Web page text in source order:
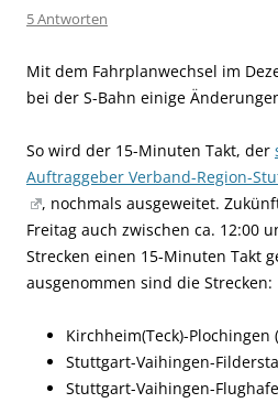
5 Antworten
Mit dem Fahrplanwechsel im
bei der S-Bahn einige
So wird der 15-Minuten Takt, der
Auftraggeber Verband-Region-
, nochmals ausgeweitet.
Freitag auch zwischen ca. 12:00
Strecken einen 15-Minuten Takt
ausgenommen sind die Strecken:
Kirchheim(Teck)-Plochingen
Stuttgart-Vaihingen-
Stuttgart-Vaihingen-